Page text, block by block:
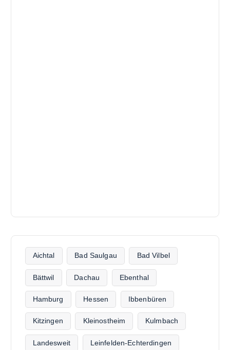
Aichtal Bad Saulgau Bad Vilbel
Bättwil Dachau Ebenthal
Hamburg Hessen Ibbenbüren
Kitzingen Kleinostheim Kulmbach
Landesweit Leinfelden-Echterdingen